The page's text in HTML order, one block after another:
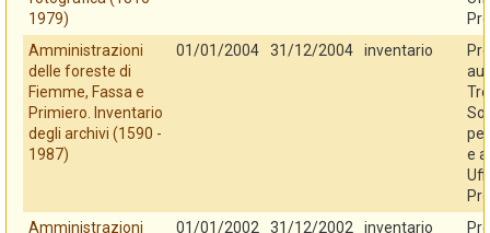
1979)
Amministrazioni
delle foreste di
Fiemme, Fassa e
Primiero. Inventario
degli archivi (1590 -
1987)
01/01/2004 31/12/2004 inventario
e
Amministrazioni
01/01/2002 31/12/2002 inventario